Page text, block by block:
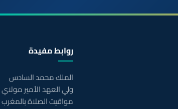
روابط مفيدة
الملك محمد السادس
ولي العهد الأمير
مواقيت الصلاة بالمغرب